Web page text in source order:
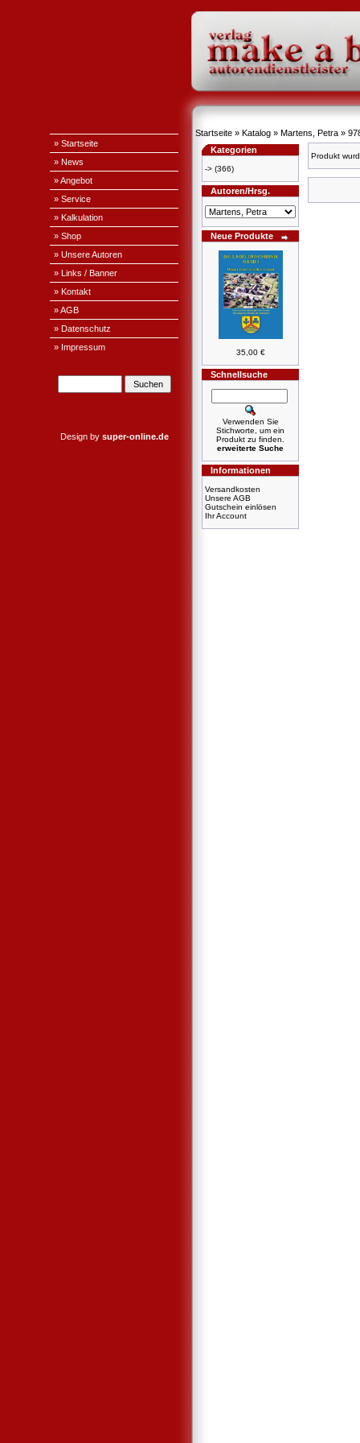
» Startseite
» News
» Angebot
» Service
» Kalkulation
» Shop
» Unsere Autoren
» Links / Banner
» Kontakt
» AGB
» Datenschutz
» Impressum
Design by super-online.de
Startseite » Katalog » Martens, Petra »
Kategorien
-> (366)
Autoren/Hrsg.
Neue Produkte
35,00 €
Schnellsuche
Verwenden Sie
Stichworte, um ein
Produkt zu finden.
erweiterte Suche
Informationen
Versandkosten
Unsere AGB
Gutschein einlösen
Ihr Account
Produkt